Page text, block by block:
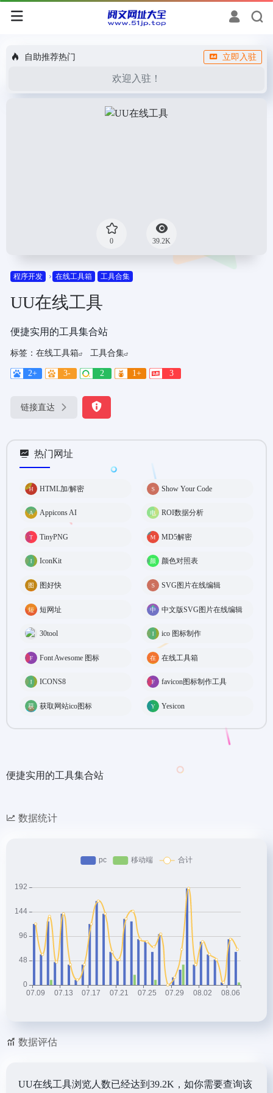
自助推荐热门 立即入驻
欢迎入驻！
0 39.2K
程序开发 在线工具箱 工具合集
UU在线工具
便捷实用的工具集合站
标签： 在线工具箱 工具合集
2+ 3- 2 1+ 3
链接直达
热门网址
HTML加/解密 Show Your Code
Appicons AI ROI数据分析
TinyPNG MD5解密
IconKit 颜色对照表
图好快 SVG图片在线编辑
短网址 中文版SVG图片在线编辑
30tool ico 图标制作
Font Awesome 图标 在线工具箱
ICONS8 favicon图标制作工具
获取网站ico图标 Yesicon
便捷实用的工具集合站
数据统计
数据评估
UU在线工具浏览人数已经达到39.2K，如你需要查询该